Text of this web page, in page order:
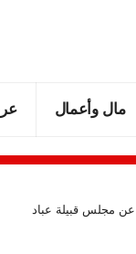
مال وأعمال
عن مجلس قبيلة عباد